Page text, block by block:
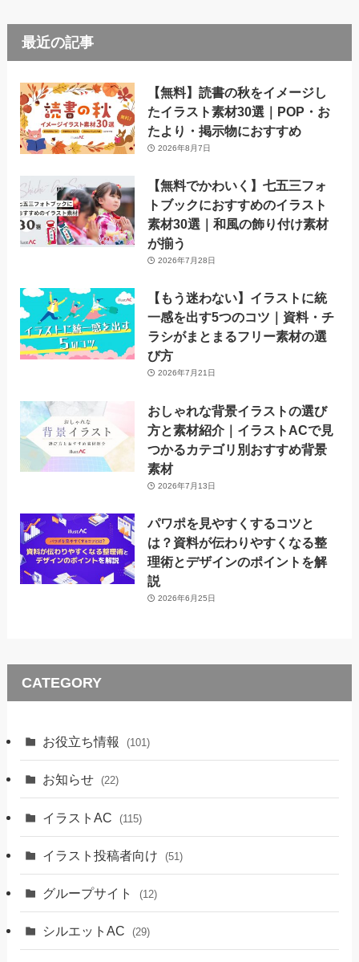
最近の記事
【無料】読書の秋をイメージし
たイラスト素材30選｜POP・お
たより・掲示物におすすめ
2026年8月7日
【無料でかわいく】七五三フォ
トブックにおすすめのイラスト
素材30選｜和風の飾り付け素材
が揃う
2026年7月28日
【もう迷わない】イラストに統
一感を出す5つのコツ｜資料・チ
ラシがまとまるフリー素材の選
び方
2026年7月21日
おしゃれな背景イラストの選び
方と素材紹介｜イラストACで見
つかるカテゴリ別おすすめ背景
素材
2026年7月13日
パワポを見やすくするコツと
は？資料が伝わりやすくなる整
理術とデザインのポイントを解
説
2026年6月25日
CATEGORY
お役立ち情報 (101)
お知らせ (22)
イラストAC (115)
イラスト投稿者向け (51)
グループサイト (12)
シルエットAC (29)